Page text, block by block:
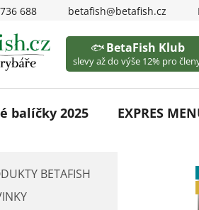
688 betafish@betafish.cz
🐟BetaFish Klub
slevy až do výše 12% pro
balíčky 2025 EXPRES
BETAFISH